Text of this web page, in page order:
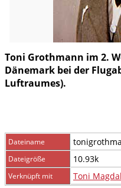
Toni Grothmann im 2.
Dänemark bei der
Luftraumes).
Dateiname
Dateigröße 10.93k
Verknüpft mit Toni